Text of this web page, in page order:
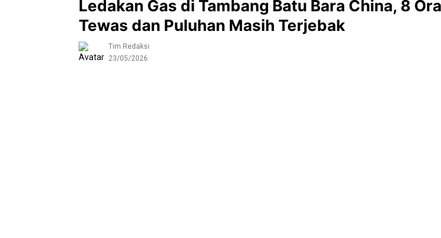
Ledakan Gas di Tambang Batu Bara China, 8
Tewas dan Puluhan Masih Terjebak
Tim Redaksi
23/05/2026